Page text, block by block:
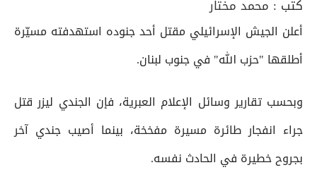
كتب : محمد مختار
أعلن الجيش الإسرائيلي مقتل أحد جنوده استهدفته مسيّرة
أطلقها "حزب الله" في جنوب لبنان.
وبحسب تقارير وسائل الإعلام العبرية، فإن الجندي ليزر قتل
جراء انفجار طائرة مسيرة مفخخة، بينما أصيب جندي آخر
بجروح خطيرة في الحادث نفسه.